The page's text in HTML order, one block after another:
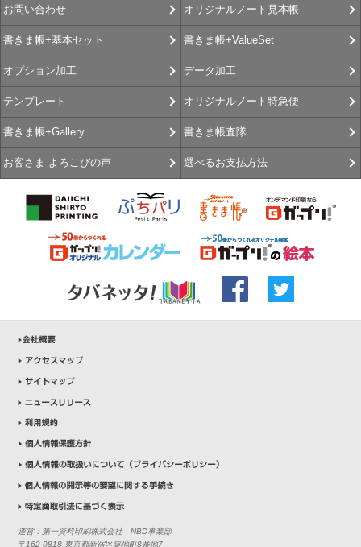
お問い合わせ オリジナルノート見本帳
書きま帳+基本セット 書きま帳+ValueSet
オプション加工 データ加工
テンプレート オリジナルノート特急便
書きま帳+Gallery 書きま帳査隊
お客さま よろこびの声 選べるお支払方法
運営：第一資料印刷株式会社 NBD事業部
〒162-0818 東京都新宿区築地町8番地7